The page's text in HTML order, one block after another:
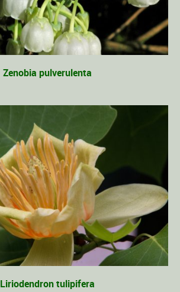
Zenobia pulverulenta
Liriodendron tulipifera